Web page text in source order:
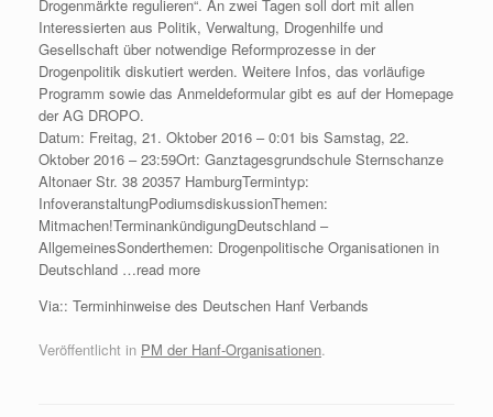
Drogenmärkte regulieren“. An zwei Tagen soll dort mit allen
Interessierten aus Politik, Verwaltung, Drogenhilfe und
Gesellschaft über notwendige Reformprozesse in der
Drogenpolitik diskutiert werden. Weitere Infos, das vorläufige
Programm sowie das Anmeldeformular gibt es auf der Homepage
der AG DROPO.
Datum: Freitag, 21. Oktober 2016 – 0:01 bis Samstag, 22.
Oktober 2016 – 23:59Ort: Ganztagesgrundschule Sternschanze
Altonaer Str. 38 20357 HamburgTermintyp:
InfoveranstaltungPodiumsdiskussionThemen:
Mitmachen!TerminankündigungDeutschland –
AllgemeinesSonderthemen: Drogenpolitische Organisationen in
Deutschland …read more
Via:: Terminhinweise des Deutschen Hanf Verbands
Veröffentlicht in PM der Hanf-Organisationen.